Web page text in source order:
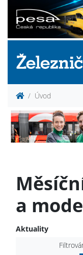
Úvod
a
Aktuality